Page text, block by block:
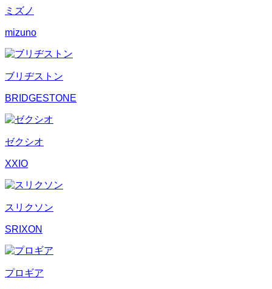
ミズノ
mizuno
ブリヂストン
BRIDGESTONE
ゼクシオ
XXIO
スリクソン
SRIXON
プロギア